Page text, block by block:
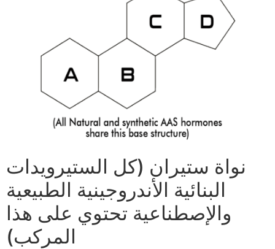
نواة ستيران (كل الستيرويدات
البنائية الأندروجينية الطبيعية
والإصطناعية تحتوي على هذا
المركب)